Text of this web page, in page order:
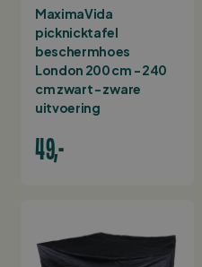
MaximaVida
picknicktafel
beschermhoes
London 200 cm - 240
cm zwart - zware
uitvoering
49,-